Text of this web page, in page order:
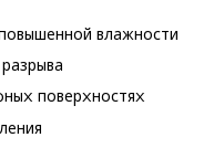
влажности
поверхностях